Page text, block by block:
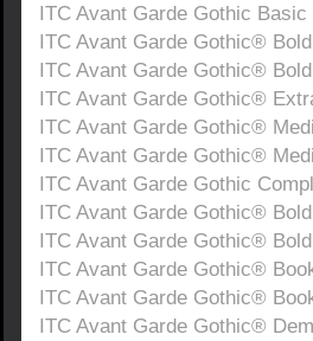
ITC Avant Garde Gothic
ITC Avant Garde Gothic® Bold
ITC Avant Garde Gothic®
ITC Avant Garde Gothic®
ITC Avant Garde Gothic®
ITC Avant Garde Gothic®
ITC Avant Garde Gothic
ITC Avant Garde Gothic® Bold
ITC Avant Garde Gothic®
ITC Avant Garde Gothic®
ITC Avant Garde Gothic®
ITC Avant Garde Gothic®